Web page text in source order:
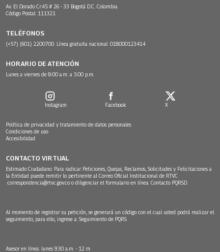
Av. El Dorado Cr.45 # 26 - 33 Bogotá D.C. Colombia.
Código Postal: 111321
TELÉFONOS
(+57) (601) 2200700. Línea gratuita nacional: 018000123414
HORARIO DE ATENCIÓN
Lunes a viernes de 8:00 a.m. a 5:00 p.m.
Instagram Facebook X
Política de privacidad y tratamiento de datos personales
Condiciones de uso
Accesibilidad
CONTACTO VIRTUAL
Estimado Ciudadano: Para radicar Peticiones, Quejas, Reclamos, Solicitudes y Felicitaciones a
la Entidad puede remitir lo pertinente al Correo Oficial Institucional de RTVC
correspondencia@rtvc.gov.co o diligenciar el formulario en línea: Contacto PQRSD.
Al momento de registrar su petición, se generará un código con el cual usted podrá realizar el
seguimiento, para ello, ingrese a: Seguimiento de PQRS
Asesor en línea: lunes 9:30 a.m. - 12 m